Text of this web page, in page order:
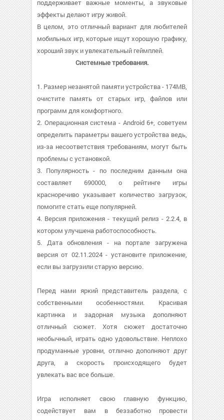
поддерживает важные моменты, а звуковые
эффекты делают игру живой.
В целом, это отличный вариант для любителей
мобильных игр, которые ищут хорошую графику,
хороший звук и увлекательный геймплей.
Системные требования.
1. Размер незанятой памяти устройства - 174MB,
очистите память от старых игр, файлов или
программ для комфортного.
2. Операционная система - Android 6+, советуем
определить параметры вашего устройства ведь,
из-за несоответствия требованиям, могут быть
проблемы с установкой.
3. Популярность - по последним данным она
составляет 690000, о рейтинге игры
красноречиво указывает количество загрузок,
помогите стать еще популярней.
4. Версия приложения - текущий релиз - 2.2.4, в
котором улучшена работоспособность.
5. Дата обновления - на портале загружена
версия от 02.11.2024 - установите приложение,
если вы загрузили старую версию.
Перед нами яркий представитель раздела, с
собственными особенностями. Красивая
картинка и задорная музыка дополняют
отличный сюжет. Хотя сюжет достаточно
необычный, играть одно удовольствие. Неплохо
продуманные уровни, отлично дополняют друг
друга, а скорость происходящего будет
увлекать вас все больше.
Игра исполняет свою главную функцию,
содействует вам в беззаботно провести